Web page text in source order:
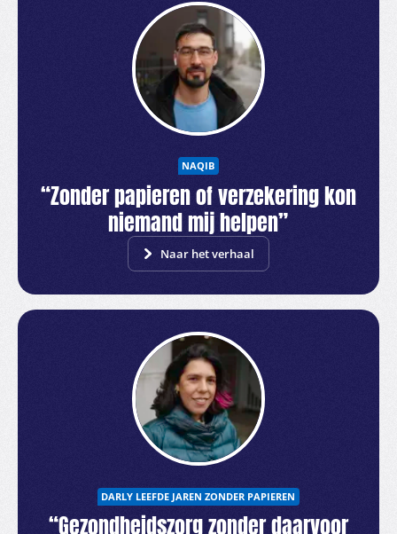
NAQIB
“Zonder papieren of verzekering kon
niemand mij helpen”
Naar het verhaal
DARLY LEEFDE JAREN ZONDER PAPIEREN
“Gezondheidszorg zonder daarvoor